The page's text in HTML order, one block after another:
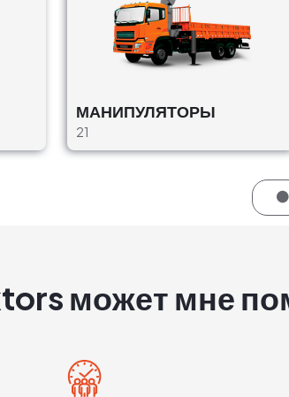
МАНИПУЛЯТОРЫ
21
может мне